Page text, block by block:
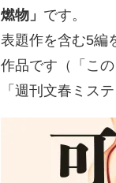
燃物」 です。
表題作を含む5編
作品です（「こ
「週刊文春ミス